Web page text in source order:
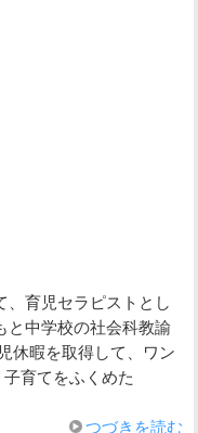
、育児セラピストとし
と中学校の社会科教諭
休暇を取得して、ワン
育てをふくめた
つづきを読む